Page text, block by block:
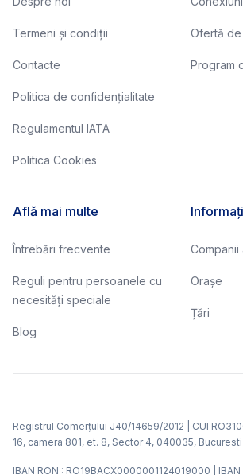
Termeni și condiții
Contacte
Politica de confidențialitate
Regulamentul IATA
Politica Cookies
Ofertă
Program
Află mai multe
Întrebări frecvente
Reguli pentru persoanele cu
necesități speciale
Blog
Companii
Orașe
Țări
Registrul Comerțului J40/14659/2012 | CUI
16, camera 801, et. 8, Sector 4, 040035, Bucuresti
IBAN RON : RO19BACX0000001124019000 | IBAN